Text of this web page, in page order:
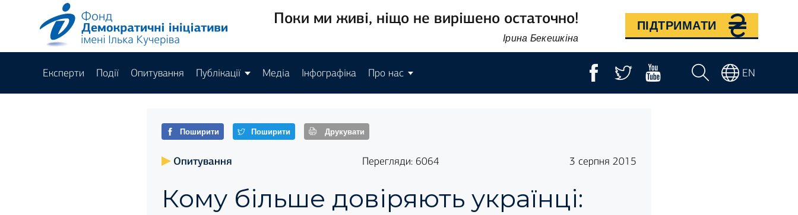
Поки ми живі, ніщо не вирішено остаточно!
Ірина Бекешкіна
ПІДТРИМАТИ
Експерти Події Опитування Публікації Медіа Інфографіка Про нас EN
Поширити Поширити Друкувати
Опитування Перегляди: 6064 3 серпня 2015
Кому більше довіряють українці: